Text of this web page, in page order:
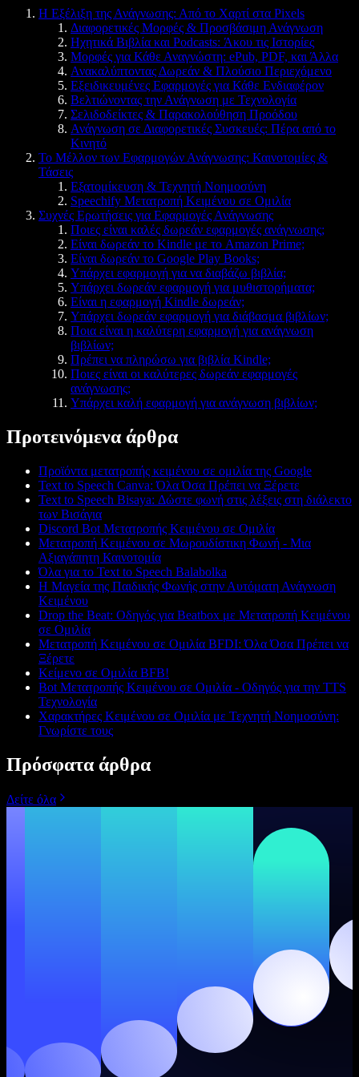
Η Εξέλιξη της Ανάγνωσης: Από το Χαρτί στα Pixels
Διαφορετικές Μορφές & Προσβάσιμη Ανάγνωση
Ηχητικά Βιβλία και Podcasts: Άκου τις Ιστορίες
Μορφές για Κάθε Αναγνώστη: ePub, PDF, και Άλλα
Ανακαλύπτοντας Δωρεάν & Πλούσιο Περιεχόμενο
Εξειδικευμένες Εφαρμογές για Κάθε Ενδιαφέρον
Βελτιώνοντας την Ανάγνωση με Τεχνολογία
Σελιδοδείκτες & Παρακολούθηση Προόδου
Ανάγνωση σε Διαφορετικές Συσκευές: Πέρα από το
Κινητό
Το Μέλλον των Εφαρμογών Ανάγνωσης: Καινοτομίες &
Τάσεις
Εξατομίκευση & Τεχνητή Νοημοσύνη
Speechify Μετατροπή Κειμένου σε Ομιλία
Συχνές Ερωτήσεις για Εφαρμογές Ανάγνωσης
Ποιες είναι καλές δωρεάν εφαρμογές ανάγνωσης;
Είναι δωρεάν το Kindle με το Amazon Prime;
Είναι δωρεάν το Google Play Books;
Υπάρχει εφαρμογή για να διαβάζω βιβλία;
Υπάρχει δωρεάν εφαρμογή για μυθιστορήματα;
Είναι η εφαρμογή Kindle δωρεάν;
Υπάρχει δωρεάν εφαρμογή για διάβασμα βιβλίων;
Ποια είναι η καλύτερη εφαρμογή για ανάγνωση
βιβλίων;
Πρέπει να πληρώσω για βιβλία Kindle;
Ποιες είναι οι καλύτερες δωρεάν εφαρμογές
ανάγνωσης;
Υπάρχει καλή εφαρμογή για ανάγνωση βιβλίων;
Προτεινόμενα άρθρα
Προϊόντα μετατροπής κειμένου σε ομιλία της Google
Text to Speech Canva: Όλα Όσα Πρέπει να Ξέρετε
Text to Speech Bisaya: Δώστε φωνή στις λέξεις στη διάλεκτο
των Βισάγια
Discord Bot Μετατροπής Κειμένου σε Ομιλία
Μετατροπή Κειμένου σε Μωρουδίστικη Φωνή - Μια
Αξιαγάπητη Καινοτομία
Όλα για το Text to Speech Balabolka
Η Μαγεία της Παιδικής Φωνής στην Αυτόματη Ανάγνωση
Κειμένου
Drop the Beat: Οδηγός για Beatbox με Μετατροπή Κειμένου
σε Ομιλία
Μετατροπή Κειμένου σε Ομιλία BFDI: Όλα Όσα Πρέπει να
Ξέρετε
Κείμενο σε Ομιλία BFB!
Bot Μετατροπής Κειμένου σε Ομιλία - Οδηγός για την TTS
Τεχνολογία
Χαρακτήρες Κειμένου σε Ομιλία με Τεχνητή Νοημοσύνη:
Γνωρίστε τους
Πρόσφατα άρθρα
Δείτε όλα